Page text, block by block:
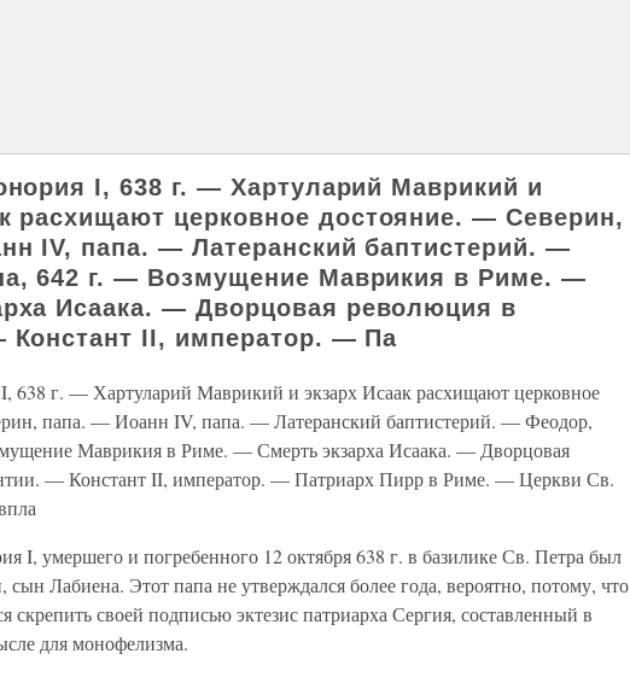
I, 638 г. — Хартуларий Маврикий и
расхищают церковное достояние. — Северин,
IV, папа. — Латеранский баптистерий. —
642 г. — Возмущение Маврикия в Риме. —
Исаака. — Дворцовая революция в
Констант II, император. — Па
638 г. — Хартуларий Маврикий и экзарх Исаак расхищают церковное
папа. — Иоанн IV, папа. — Латеранский баптистерий. — Феодор,
Маврикия в Риме. — Смерть экзарха Исаака. — Дворцовая
— Констант II, император. — Патриарх Пирр в Риме. — Церкви Св.
I, умершего и погребенного 12 октября 638 г. в базилике Св. Петра был
Лабиена. Этот папа не утверждался более года, вероятно, потому, что
скрепить своей подписью эктезис патриарха Сергия, составленный в
для монофелизма.